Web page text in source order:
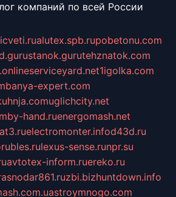
компаний по всей России
alutex.spb.rupobetonu.com
stanok.gurutehznatok.com
serviceyard.net1igolka.com
banya-expert.com
uglichcity.net
by-hand.ruenergomash.net
electromonter.infod43d.ru
lexus-sense.runpr.su
avtotex-inform.ruereko.ru
zbi.bizhuntdown.info
stroymnogo.com